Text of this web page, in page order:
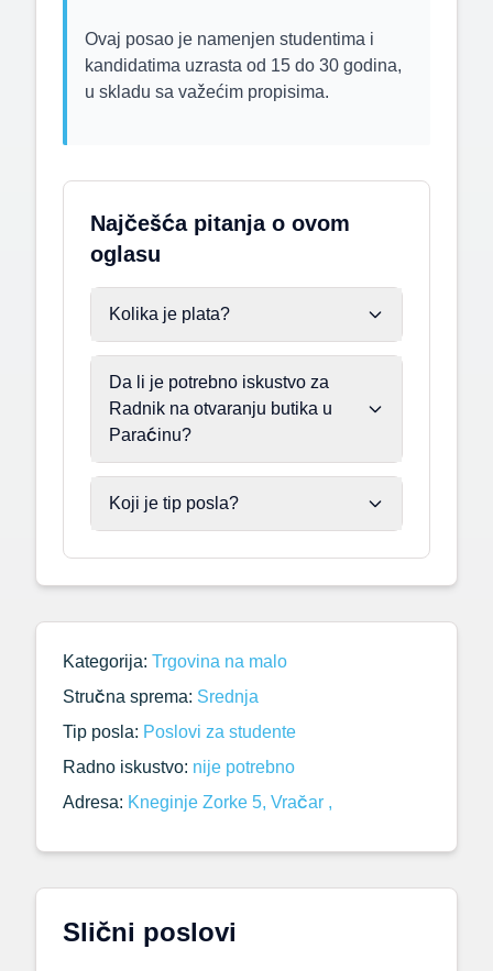
Ovaj posao je namenjen studentima i
kandidatima uzrasta od 15 do 30 godina,
u skladu sa važećim propisima.
Najčešća pitanja o ovom
oglasu
Kolika je plata?
Da li je potrebno iskustvo za
Radnik na otvaranju butika u
Paraćinu?
Koji je tip posla?
Slični poslovi
Kategorija: Trgovina na malo
Stručna sprema: Srednja
Tip posla: Poslovi za studente
Radno iskustvo: nije potrebno
Adresa: Kneginje Zorke 5, Vračar ,